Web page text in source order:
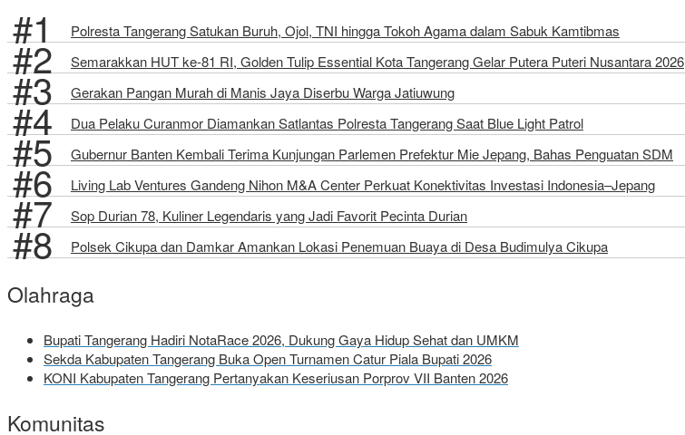
Polresta Tangerang Satukan Buruh, Ojol, TNI hingga Tokoh Agama dalam Sabuk Kamtibmas
Semarakkan HUT ke-81 RI, Golden Tulip Essential Kota Tangerang Gelar Putera Puteri Nusantara 2026
Gerakan Pangan Murah di Manis Jaya Diserbu Warga Jatiuwung
Dua Pelaku Curanmor Diamankan Satlantas Polresta Tangerang Saat Blue Light Patrol
Gubernur Banten Kembali Terima Kunjungan Parlemen Prefektur Mie Jepang, Bahas Penguatan SDM
Living Lab Ventures Gandeng Nihon M&A Center Perkuat Konektivitas Investasi Indonesia–Jepang
Sop Durian 78, Kuliner Legendaris yang Jadi Favorit Pecinta Durian
Polsek Cikupa dan Damkar Amankan Lokasi Penemuan Buaya di Desa Budimulya Cikupa
Olahraga
Bupati Tangerang Hadiri NotaRace 2026, Dukung Gaya Hidup Sehat dan UMKM
Sekda Kabupaten Tangerang Buka Open Turnamen Catur Piala Bupati 2026
KONI Kabupaten Tangerang Pertanyakan Keseriusan Porprov VII Banten 2026
Komunitas